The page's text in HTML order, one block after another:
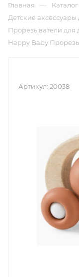
Главная — Каталог
Детские
Прорезыватели для
Happy Baby
Артикул: 20038